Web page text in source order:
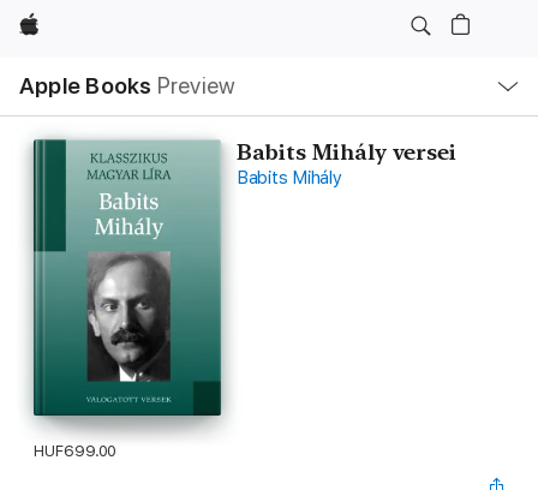
Apple
Apple Books Preview
Nav
Open
Menu
Babits Mihály versei
Babits Mihály
HUF699.00